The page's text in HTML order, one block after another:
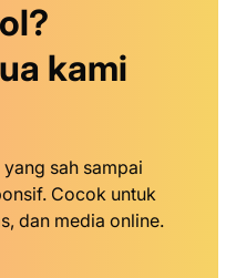
kami
sah sampai
Cocok untuk
dan media online.